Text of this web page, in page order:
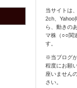
当サイトは
2ch、Yahoo
ら、動きの
マ株（○○関
す。
※当ブログ
程度にお願
座いません
さい。